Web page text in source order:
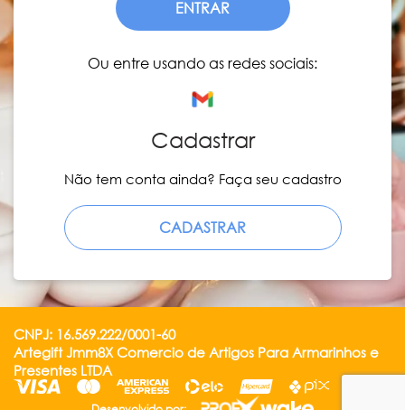
ENTRAR
Ou entre usando as redes sociais:
Cadastrar
Não tem conta ainda? Faça seu cadastro
CADASTRAR
CNPJ: 16.569.222/0001-60
Artegift Jmm8X Comercio de Artigos Para Armarinhos e
Presentes LTDA